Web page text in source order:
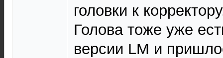
головки к
Голова тоже уже
версии LM и